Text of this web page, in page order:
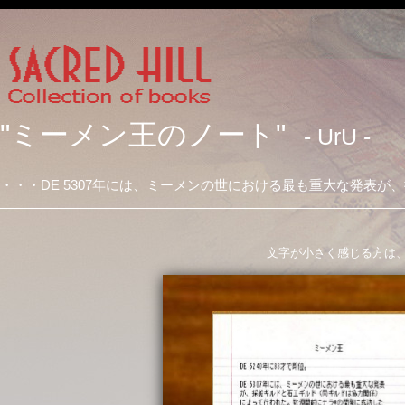
"ミーメン王のノート" - UrU -
・・・DE 5307年には、ミーメンの世における最も重大な発表
文字が小さく感じる方は